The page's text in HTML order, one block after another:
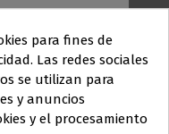
dirigidoen
para fines de
Las redes sociales
se utilizan para
y anuncios
y el procesamiento